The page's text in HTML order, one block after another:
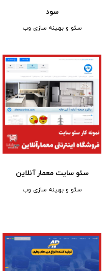
سود
سئو و بهینه سازی وب
سئو سایت معمار آنلاین
سئو و بهینه سازی وب